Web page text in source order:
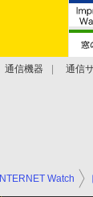
通信機器 通信
INTERNET Watch